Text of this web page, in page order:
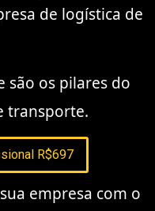
de logística de
são os pilares do
transporte.
R$697
empresa com o